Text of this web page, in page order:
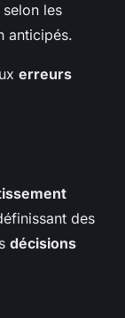
les
anticipés.
erreurs
des
décisions